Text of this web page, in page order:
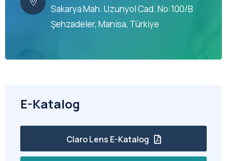
Sakarya Mah. Uzunyol Cad. No:100/B
Şehzadeler, Manisa, Türkiye
E-Katalog
Claro Lens E-Katalog